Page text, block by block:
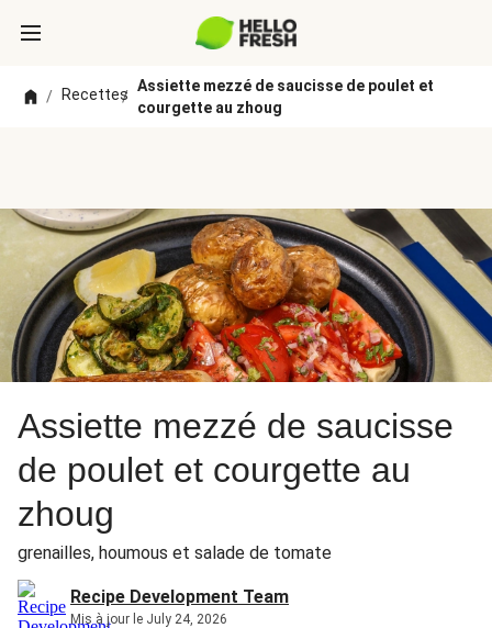
/ Recettes
/
Assiette mezzé de saucisse de poulet et
courgette au zhoug
Assiette mezzé de saucisse
de poulet et courgette au
zhoug
grenailles, houmous et salade de tomate
Recipe Development Team
Mis à jour le July 24, 2026